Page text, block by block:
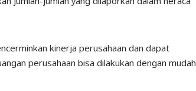
kinerja perusahaan dan dapat
perusahaan bisa dilakukan dengan mudah